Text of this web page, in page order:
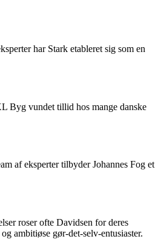
har Stark etableret sig som en
Byg vundet tillid hos mange danske
af eksperter tilbyder Johannes Fog et
roser ofte Davidsen for deres
ambitiøse gør-det-selv-entusiaster.